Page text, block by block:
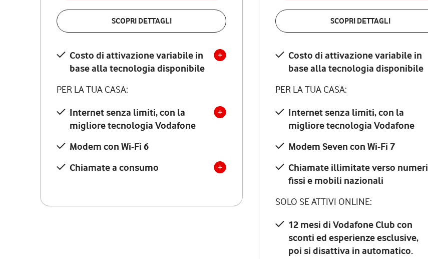
SCOPRI DETTAGLI
Costo di attivazione variabile in
base alla tecnologia disponibile
PER LA TUA CASA:
Internet senza limiti, con la
migliore tecnologia Vodafone
Modem con Wi-Fi 6
Chiamate a consumo
SCOPRI DETTAGLI
Costo di attivazione variabile in
base alla tecnologia disponibile
PER LA TUA CASA:
Internet senza limiti, con la
migliore tecnologia Vodafone
Modem Seven con Wi-Fi 7
Chiamate illimitate verso numeri
fissi e mobili nazionali
SOLO SE ATTIVI ONLINE:
12 mesi di Vodafone Club con
sconti ed esperienze esclusive,
poi si disattiva in automatico.